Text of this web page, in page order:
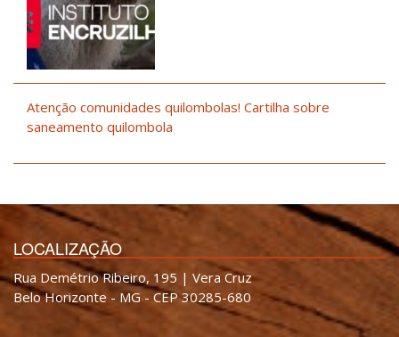
Atenção comunidades quilombolas! Cartilha sobre
saneamento quilombola
LOCALIZAÇÃO
Rua Demétrio Ribeiro, 195 | Vera Cruz
Belo Horizonte - MG - CEP 30285-680